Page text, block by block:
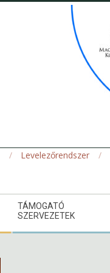
Levelezőrendszer
TÁMOGATÓ
SZERVEZETEK